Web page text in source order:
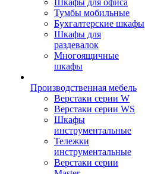
Шкафы для офиса
Тумбы мобильные
Бухгалтерские шкафы
Шкафы для
раздевалок
Многоящичные
шкафы
Производственная мебель
Верстаки серии W
Верстаки серии WS
Шкафы
инструментальные
Тележки
инструментальные
Верстаки серии